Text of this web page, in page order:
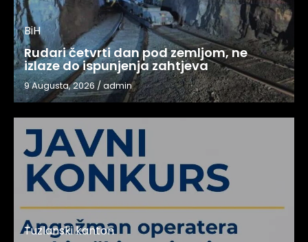
BiH
Rudari četvrti dan pod zemljom, ne
izlaze do ispunjenja zahtjeva
9 Augusta, 2026 / admin
Tuzlanski kanton